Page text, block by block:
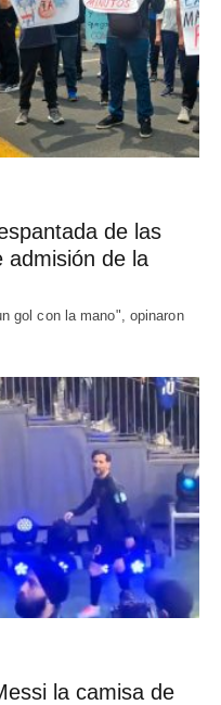
de las
admisión de la
gol con la mano", opinaron
la camisa de